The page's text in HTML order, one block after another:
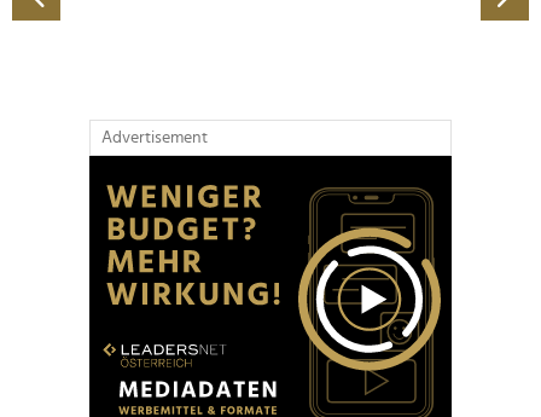
Partner führen diese Informationen möglicherweise mit
Advertisement